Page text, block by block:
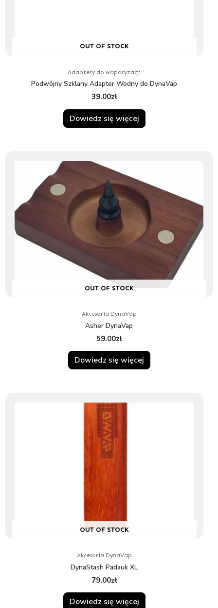
OUT OF STOCK
Adaptery do waporyzacji
Podwójny Szklany Adapter Wodny do DynaVap
39.00zł
Dowiedz się więcej
OUT OF STOCK
Akcesoria DynaVap
Asher DynaVap
59.00zł
Dowiedz się więcej
OUT OF STOCK
Akcesoria DynaVap
DynaStash Padauk XL
79.00zł
Dowiedz się więcej